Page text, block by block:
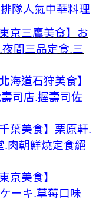
隊人氣中華料理
京三鷹美食】お
間三品定食.三
海道石狩美食】
司店.握壽司佐
葉美食】栗原軒.
.肉朝鮮燒定食絕
京美食】
ーキ.草莓口味